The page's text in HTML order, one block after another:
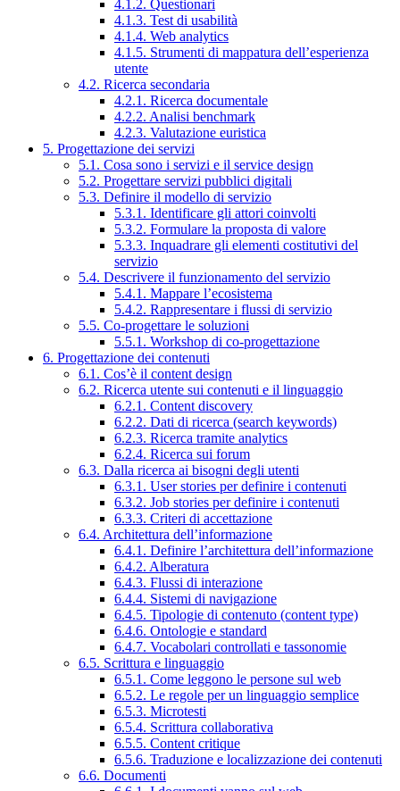
4.1.2. Questionari
4.1.3. Test di usabilità
4.1.4. Web analytics
4.1.5. Strumenti di mappatura dell’esperienza
utente
4.2. Ricerca secondaria
4.2.1. Ricerca documentale
4.2.2. Analisi benchmark
4.2.3. Valutazione euristica
5. Progettazione dei servizi
5.1. Cosa sono i servizi e il service design
5.2. Progettare servizi pubblici digitali
5.3. Definire il modello di servizio
5.3.1. Identificare gli attori coinvolti
5.3.2. Formulare la proposta di valore
5.3.3. Inquadrare gli elementi costitutivi del
servizio
5.4. Descrivere il funzionamento del servizio
5.4.1. Mappare l’ecosistema
5.4.2. Rappresentare i flussi di servizio
5.5. Co-progettare le soluzioni
5.5.1. Workshop di co-progettazione
6. Progettazione dei contenuti
6.1. Cos’è il content design
6.2. Ricerca utente sui contenuti e il linguaggio
6.2.1. Content discovery
6.2.2. Dati di ricerca (search keywords)
6.2.3. Ricerca tramite analytics
6.2.4. Ricerca sui forum
6.3. Dalla ricerca ai bisogni degli utenti
6.3.1. User stories per definire i contenuti
6.3.2. Job stories per definire i contenuti
6.3.3. Criteri di accettazione
6.4. Architettura dell’informazione
6.4.1. Definire l’architettura dell’informazione
6.4.2. Alberatura
6.4.3. Flussi di interazione
6.4.4. Sistemi di navigazione
6.4.5. Tipologie di contenuto (content type)
6.4.6. Ontologie e standard
6.4.7. Vocabolari controllati e tassonomie
6.5. Scrittura e linguaggio
6.5.1. Come leggono le persone sul web
6.5.2. Le regole per un linguaggio semplice
6.5.3. Microtesti
6.5.4. Scrittura collaborativa
6.5.5. Content critique
6.5.6. Traduzione e localizzazione dei contenuti
6.6. Documenti